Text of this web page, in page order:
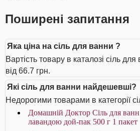
Поширені запитання
Яка ціна на сіль для ванни ?
Вартість товару в каталозі сіль
від 66.7 грн.
Які сіль для ванни найдешевші?
Недорогими товарами в категорії
Домашній Доктор Сіль для ванн
лавандою дой-пак 500 г 1 пакет